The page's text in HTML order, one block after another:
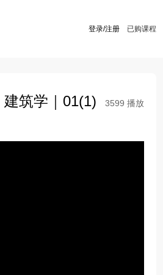
登录/注册 已购课程
建筑学｜01(1)
3599 播放